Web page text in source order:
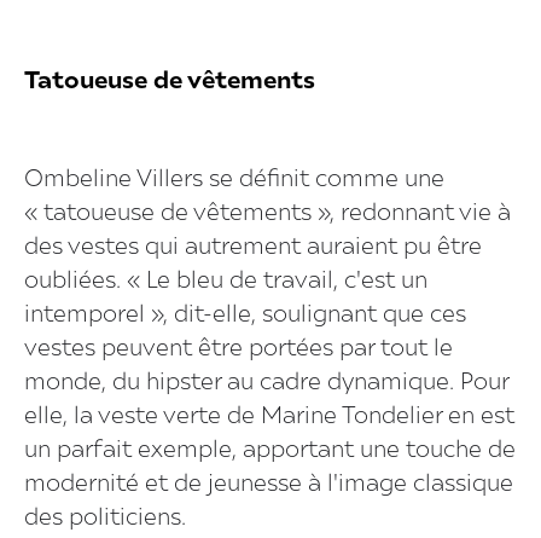
Tatoueuse de vêtements
Ombeline Villers se définit comme une
« tatoueuse de vêtements », redonnant vie à
des vestes qui autrement auraient pu être
oubliées. « Le bleu de travail, c'est un
intemporel », dit-elle, soulignant que ces
vestes peuvent être portées par tout le
monde, du hipster au cadre dynamique. Pour
elle, la veste verte de Marine Tondelier en est
un parfait exemple, apportant une touche de
modernité et de jeunesse à l'image classique
des politiciens.